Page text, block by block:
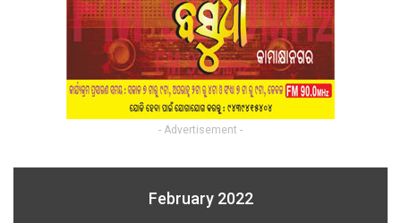
- Advertisement -
February 2022